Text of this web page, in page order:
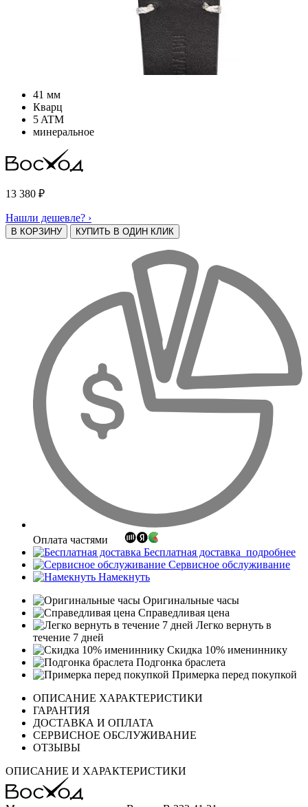
41 мм
Кварц
5 ATM
минеральное
13 380 ₽
Нашли дешевле? ›
В КОРЗИНУ КУПИТЬ В ОДИН КЛИК
Оплата частями
Бесплатная доставка подробнее
Сервисное обслуживание
Намекнуть
Оригинальные часы
Справедливая цена
Легко вернуть в
течение 7 дней
Скидка 10% имениннику
Подгонка браслета
Примерка перед покупкой
ОПИСАНИЕ ХАРАКТЕРИСТИКИ
ГАРАНТИЯ
ДОСТАВКА И ОПЛАТА
СЕРВИСНОЕ ОБСЛУЖИВАНИЕ
ОТЗЫВЫ
ОПИСАНИЕ И ХАРАКТЕРИСТИКИ